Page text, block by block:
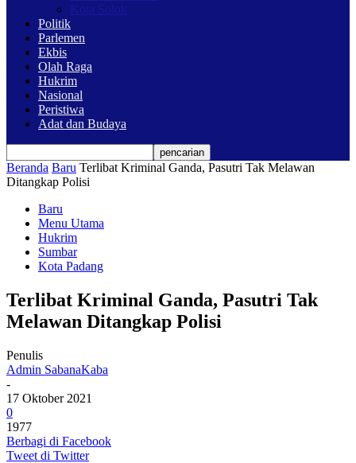
Kota Solok
Politik
Parlemen
Ekbis
Olah Raga
Hukrim
Nasional
Peristiwa
Adat dan Budaya
Beranda Baru Terlibat Kriminal Ganda, Pasutri Tak Melawan
Ditangkap Polisi
Baru
Menu Utama
Hukrim
Sumbar
Kota Padang
Terlibat Kriminal Ganda, Pasutri Tak
Melawan Ditangkap Polisi
Penulis
Admin SabanaKaba
-
17 Oktober 2021
0
1977
Berbagi di Facebook
Tweet di Twitter